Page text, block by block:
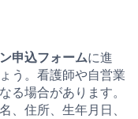
申込フォームに進
う。看護師や自営業
る場合があります。
、住所、生年月日、